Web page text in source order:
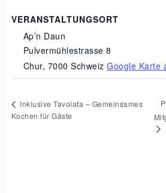
VERANSTALTUNGSORT
Ap’n Daun
Pulvermühlestrasse 8
Chur, 7000 Schweiz Google Karte
Inklusive Tavolata – Gemeinsames
Kochen für Gäste